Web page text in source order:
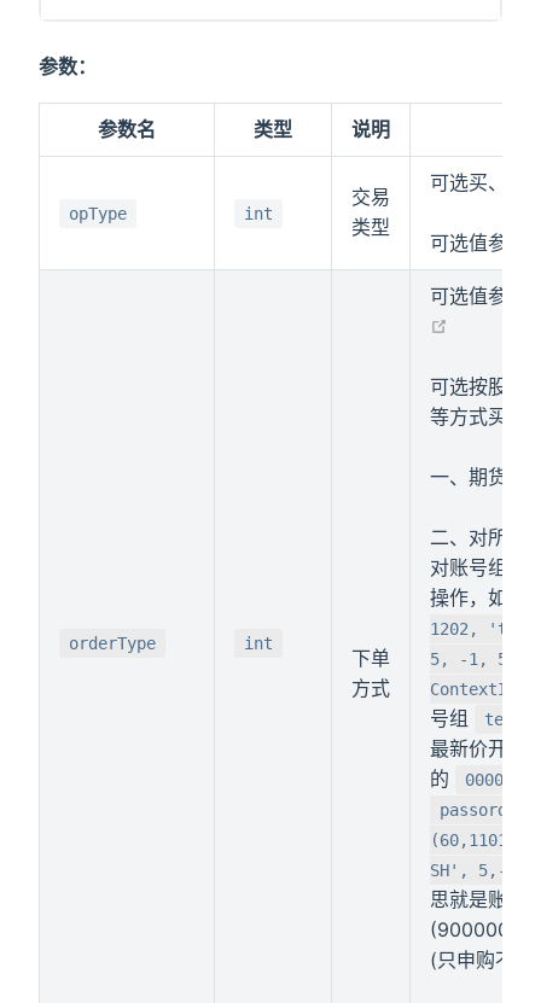
参数：
参数名 类型 说明
opType int
交易
类型
可选买、买
可选值参考
orderType int
下单
方式
可选值参考
可选按股票
等方式买卖
一、期货不
二、对所有
对账号组里
操作，如
1202,
5, -1,
号组 testS
最新价开仓
的
passorder
SH', 5,-
思就是账号
(900000股)
(只申购不买